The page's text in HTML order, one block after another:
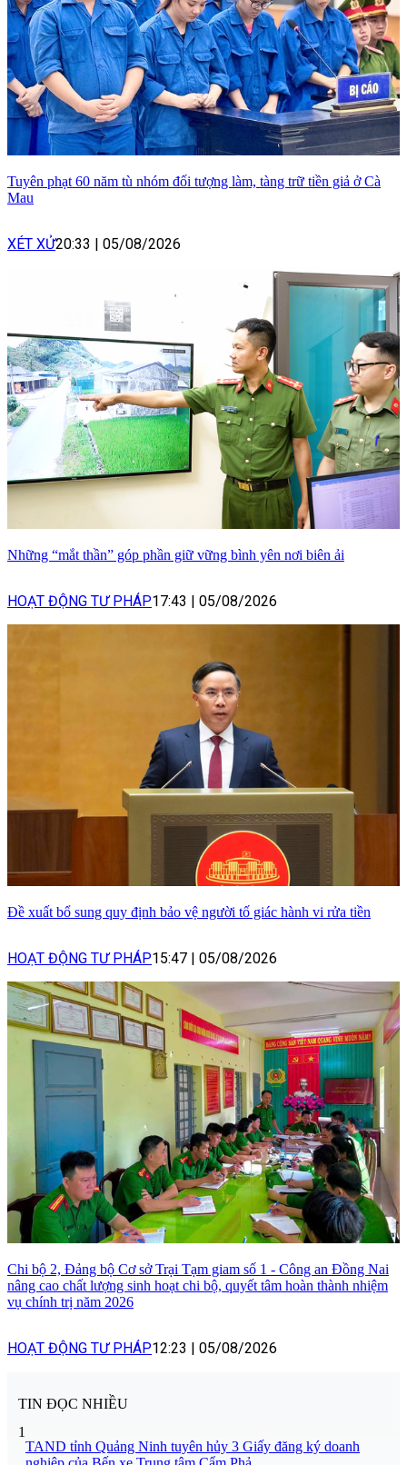
Tuyên phạt 60 năm tù nhóm đối tượng làm, tàng trữ tiền giả ở Cà
Mau
XÉT XỬ20:33 05/08/2026
Những “mắt thần” góp phần giữ vững bình yên nơi biên ải
HOẠT ĐỘNG TƯ PHÁP17:43 05/08/2026
Đề xuất bổ sung quy định bảo vệ người tố giác hành vi rửa tiền
HOẠT ĐỘNG TƯ PHÁP15:47 05/08/2026
Chi bộ 2, Đảng bộ Cơ sở Trại Tạm giam số 1 - Công an Đồng Nai
nâng cao chất lượng sinh hoạt chi bộ, quyết tâm hoàn thành nhiệm
vụ chính trị năm 2026
HOẠT ĐỘNG TƯ PHÁP12:23 05/08/2026
TIN ĐỌC NHIỀU
1
TAND tỉnh Quảng Ninh tuyên hủy 3 Giấy đăng ký doanh